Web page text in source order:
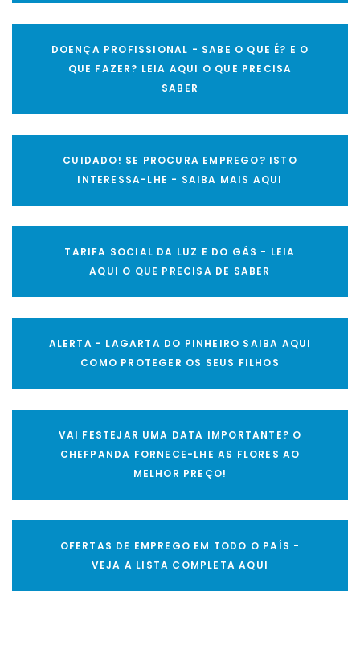
DOENÇA PROFISSIONAL - SABE O QUE É? E O
QUE FAZER? LEIA AQUI O QUE PRECISA
SABER
CUIDADO! SE PROCURA EMPREGO? ISTO
INTERESSA-LHE - SAIBA MAIS AQUI
TARIFA SOCIAL DA LUZ E DO GÁS - LEIA
AQUI O QUE PRECISA DE SABER
ALERTA - LAGARTA DO PINHEIRO SAIBA AQUI
COMO PROTEGER OS SEUS FILHOS
VAI FESTEJAR UMA DATA IMPORTANTE? O
CHEFPANDA FORNECE-LHE AS FLORES AO
MELHOR PREÇO!
OFERTAS DE EMPREGO EM TODO O PAÍS -
VEJA A LISTA COMPLETA AQUI